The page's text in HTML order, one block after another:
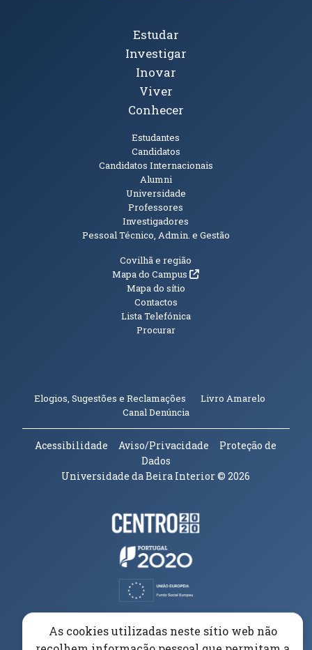
Tópicos Principais
Estudar
Investigar
Inovar
Viver
Conhecer
Estudantes
Candidatos
Candidatos Internacionais
Alumni
Universidade
Professores
Investigadores
Pessoal Técnico, Admin. e Gestão
Informações Adicionais
Covilhã e região
Mapa do Campus(abre em nova janela)
Mapa do sítio
Contactos
Lista Telefónica
Procurar
Elogios, Sugestões e Reclamações Livro Amarelo
Canal Denúncia(abre em nova janela)
Acessibilidade Aviso/Privacidade
Proteção de
Dados
Universidade da Beira Interior© 2026
Parceiros e Financiadores
As cookies utilizadas neste sítio web não